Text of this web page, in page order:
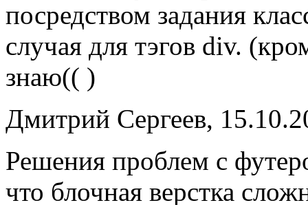
посредством задания
случая для тэгов div.
знаю(( )
Дмитрий Сергеев,
Решения проблем с
что блочная верстка